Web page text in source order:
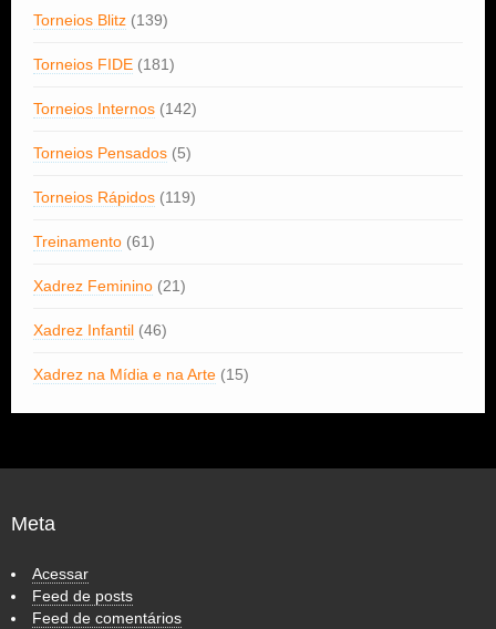
Torneios Blitz (139)
Torneios FIDE (181)
Torneios Internos (142)
Torneios Pensados (5)
Torneios Rápidos (119)
Treinamento (61)
Xadrez Feminino (21)
Xadrez Infantil (46)
Xadrez na Mídia e na Arte (15)
Meta
Acessar
Feed de posts
Feed de comentários